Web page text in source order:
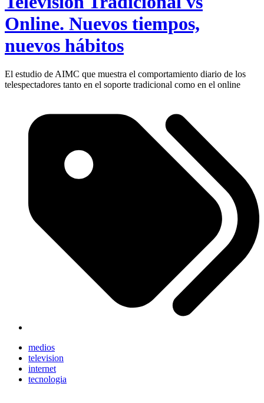
Online. Nuevos tiempos,
nuevos hábitos
El estudio de AIMC que muestra el comportamiento diario de los
telespectadores tanto en el soporte tradicional como en el online
medios
television
internet
tecnologia